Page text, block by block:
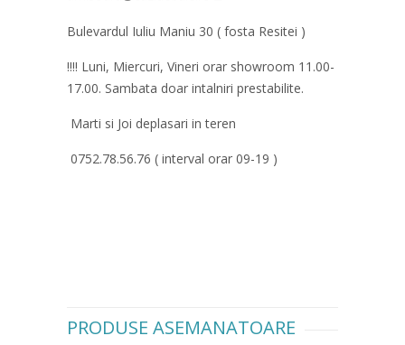
Bulevardul Iuliu Maniu 30 ( fosta Resitei )
!!!! Luni, Miercuri, Vineri orar showroom 11.00-
17.00. Sambata doar intalniri prestabilite.
Marti si Joi deplasari in teren
0752.78.56.76 ( interval orar 09-19 )
PRODUSE ASEMANATOARE